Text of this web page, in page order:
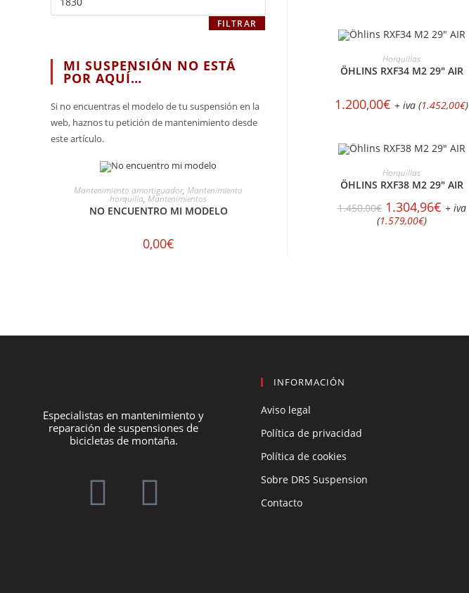
MÁS INFORMACIÓN
Horquillas
ÖHLINS RXF34 M2 29″ AIR
1.200,00€ + iva (1.452,00€)
MÁS INFORMACIÓN
Horquillas
ÖHLINS RXF38 M2 29″ AIR
1.450,00€ 1.304,96€ + iva
(1.579,00€)
FILTRAR
MI SUSPENSIÓN NO ESTÁ
POR AQUÍ…
Si no encuentras el modelo de tu suspensión en la
web, haznos tu petición de mantenimiento desde
este artículo.
SELECCIONAR OPCIONES
Mantenimiento amortiguador, Mantenimiento
horquilla, Mantenimientos
NO ENCUENTRO MI MODELO
0,00€
Especialistas en mantenimiento y
reparación de suspensiones de
bicicletas de montaña.
INFORMACIÓN
Aviso legal
Política de privacidad
Política de cookies
Sobre DRS Suspension
Contacto